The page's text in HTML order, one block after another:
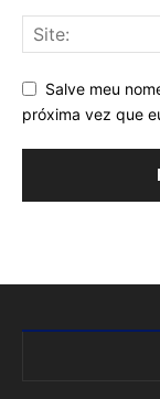
Salve meu
próxima vez que